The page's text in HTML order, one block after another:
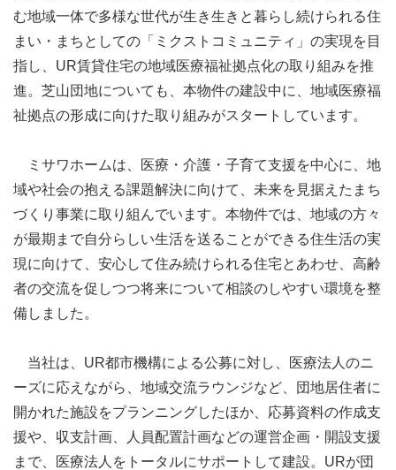
む地域一体で多様な世代が生き生きと暮らし続けられる住
まい・まちとしての「ミクストコミュニティ」の実現を目
指し、UR賃貸住宅の地域医療福祉拠点化の取り組みを推
進。芝山団地についても、本物件の建設中に、地域医療福
祉拠点の形成に向けた取り組みがスタートしています。
ミサワホームは、医療・介護・子育て支援を中心に、地
域や社会の抱える課題解決に向けて、未来を見据えたまち
づくり事業に取り組んでいます。本物件では、地域の方々
が最期まで自分らしい生活を送ることができる住生活の実
現に向けて、安心して住み続けられる住宅とあわせ、高齢
者の交流を促しつつ将来について相談のしやすい環境を整
備しました。
当社は、UR都市機構による公募に対し、医療法人のニ
ーズに応えながら、地域交流ラウンジなど、団地居住者に
開かれた施設をプランニングしたほか、応募資料の作成支
援や、収支計画、人員配置計画などの運営企画・開設支援
まで、医療法人をトータルにサポートして建設。URが団